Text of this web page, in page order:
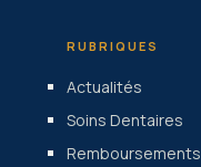
RUBRIQUES
Actualités
Soins Dentaires
Remboursements